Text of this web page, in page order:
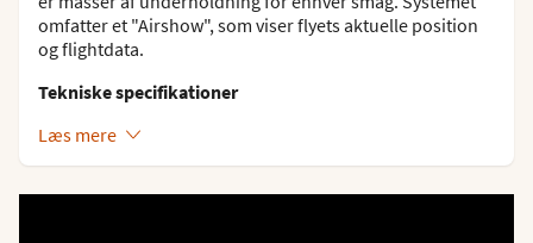
omfatter et "Airshow", som viser flyets aktuelle position
og flightdata.
Tekniske specifikationer
Læs mere